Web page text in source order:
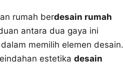
rumah berdesain rumah
antara dua gaya ini
memilih elemen desain.
estetika desain